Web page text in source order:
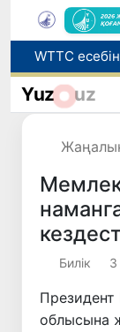
Yuz uz
Билік 3
облысына